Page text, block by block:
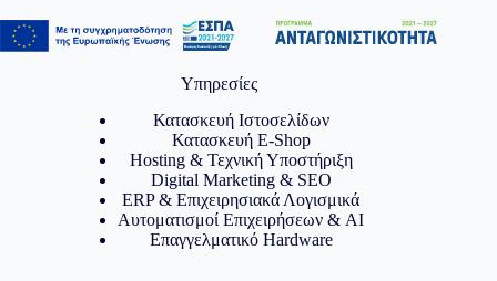
Υπηρεσίες
Κατασκευή Ιστοσελίδων
Κατασκευή E-Shop
Hosting & Τεχνική Υποστήριξη
Digital Marketing & SEO
ERP & Επιχειρησιακά Λογισμικά
Αυτοματισμοί Επιχειρήσεων & AI
Επαγγελματικό Hardware